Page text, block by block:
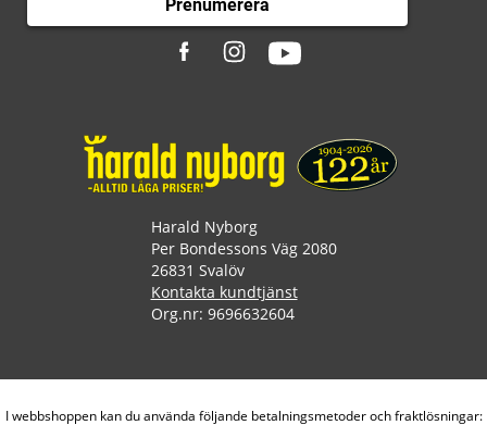
Prenumerera
Harald Nyborg
Per Bondessons Väg 2080
26831 Svalöv
Kontakta kundtjänst
Org.nr: 9696632604
I webbshoppen kan du använda följande betalningsmetoder och fraktlösningar: